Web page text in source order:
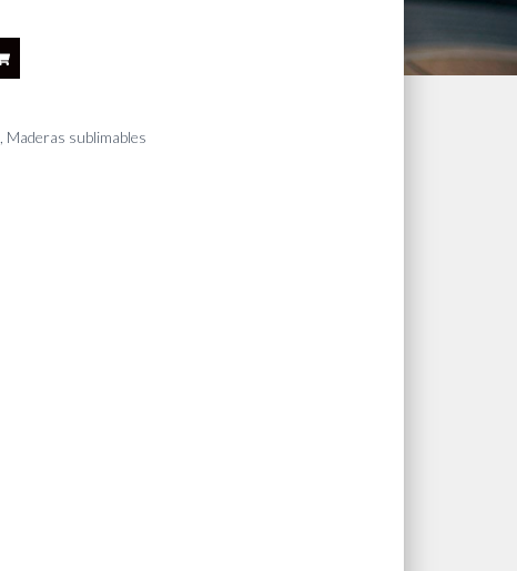
Maderas sublimables